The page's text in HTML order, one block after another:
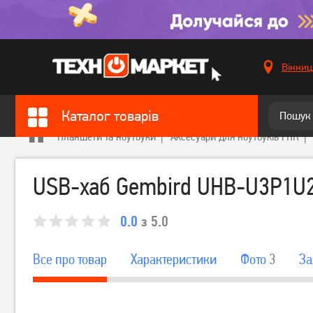
Каталог товарів
Планшети та ноутбуки Аксесуари для ноутбуків і ПК
USB-хаб Gembird UHB-
0.0 з 5.0
Все про товар Характеристики Фото 3